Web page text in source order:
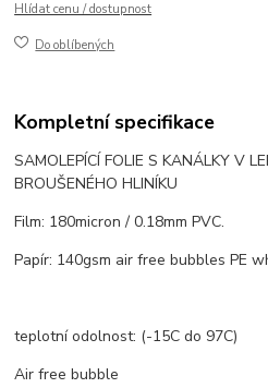
Hlídat cenu / dostupnost
Do oblíbených
Kompletní specifikace
SAMOLEPÍCÍ FOLIE S KANÁLKY V
BROUŠENÉHO HLINÍKU
Film: 180micron / 0.18mm PVC.
Papír: 140gsm air free bubbles PE
teplotní odolnost: (-15C do 97C)
Air free bubble